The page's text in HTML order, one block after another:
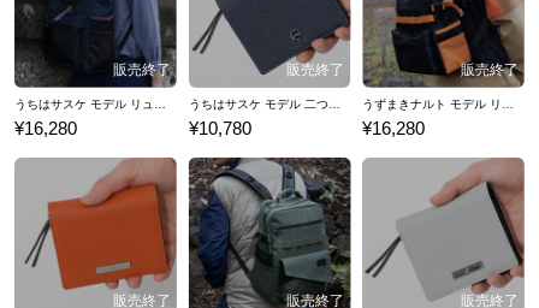
¥16,280
うちはサスケ モデル 二つ折り財布 NARUTO-ナルト- 疾風伝
¥10,780 ¥16,280